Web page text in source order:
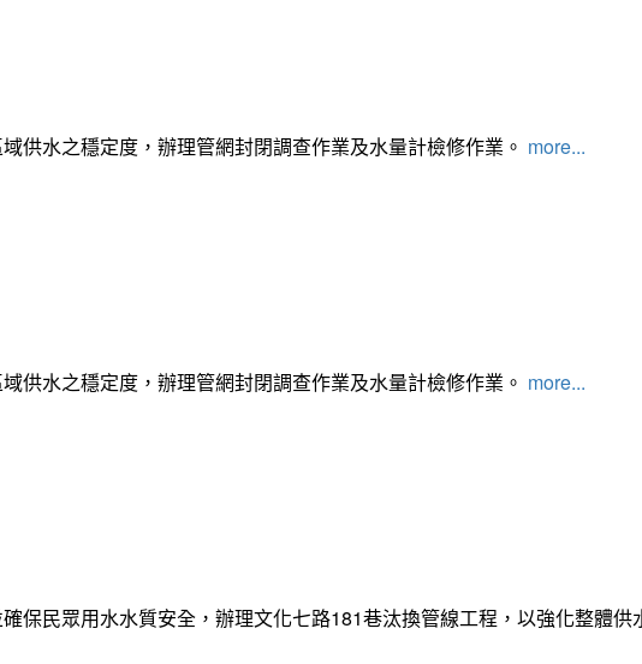
供水之穩定度，辦理管網封閉調查作業及水量計檢修作業。 more...
供水之穩定度，辦理管網封閉調查作業及水量計檢修作業。 more...
保民眾用水水質安全，辦理文化七路181巷汰換管線工程，以強化整體供